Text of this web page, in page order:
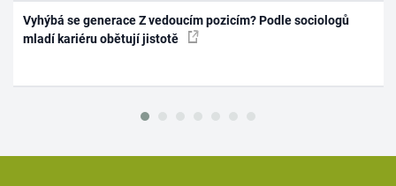
Vyhýbá se generace Z vedoucím pozicím? Podle sociologů
mladí kariéru obětují jistotě